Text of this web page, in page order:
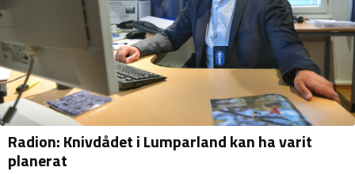
Radion: Knivdådet i Lumparland kan ha varit
planerat